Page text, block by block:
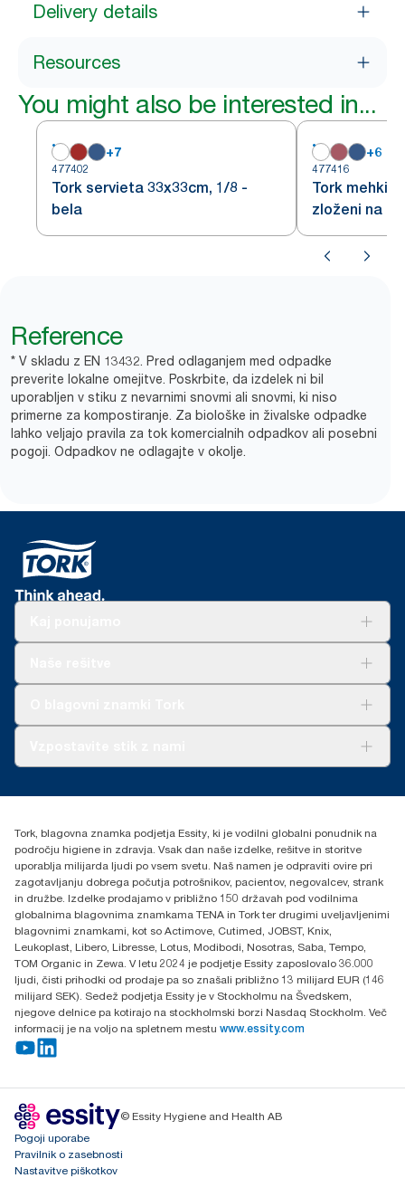
Delivery details
Resources
You might also be interested in...
+7
477402
Tork servieta 33x33cm, 1/8 -
bela
+6
477416
Tork mehki
zloženi na 1/
Reference
* V skladu z EN 13432. Pred odlaganjem med odpadke
preverite lokalne omejitve. Poskrbite, da izdelek ni bil
uporabljen v stiku z nevarnimi snovmi ali snovmi, ki niso
primerne za kompostiranje. Za biološke in živalske odpadke
lahko veljajo pravila za tok komercialnih odpadkov ali posebni
pogoji. Odpadkov ne odlagajte v okolje.
Essity Hungary Kft. Professional Hygiene
Budakeszi út 51.
Tork, blagovna znamka podjetja Essity, ki je vodilni globalni ponudnik na
področju higiene in zdravja. Vsak dan naše izdelke, rešitve in storitve
uporablja milijarda ljudi po vsem svetu. Naš namen je odpraviti ovire pri
zagotavljanju dobrega počutja potrošnikov, pacientov, negovalcev, strank
in družbe. Izdelke prodajamo v približno 150 državah pod vodilnima
globalnima blagovnima znamkama TENA in Tork ter drugimi uveljavljenimi
blagovnimi znamkami, kot so Actimove, Cutimed, JOBST, Knix,
Leukoplast, Libero, Libresse, Lotus, Modibodi, Nosotras, Saba, Tempo,
TOM Organic in Zewa. V letu 2024 je podjetje Essity zaposlovalo 36.000
ljudi, čisti prihodki od prodaje pa so znašali približno 13 milijard EUR (146
milijard SEK). Sedež podjetja Essity je v Stockholmu na Švedskem,
njegove delnice pa kotirajo na stockholmski borzi Nasdaq Stockholm. Več
informacij je na voljo na spletnem mestu www.essity.com
© Essity Hygiene and Health AB
Pogoji uporabe
Pravilnik o zasebnosti
Nastavitve piškotkov